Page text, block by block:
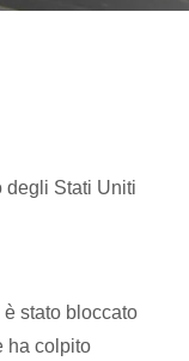
degli Stati Uniti
stato bloccato
ha colpito